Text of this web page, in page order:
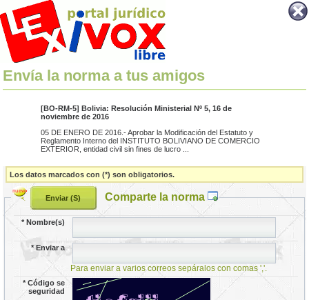
Envía la norma a tus amigos
[BO-RM-5] Bolivia: Resolución Ministerial Nº 5, 16 de
noviembre de 2016
05 DE ENERO DE 2016.- Aprobar la Modificación del Estatuto y
Reglamento Interno del INSTITUTO BOLIVIANO DE COMERCIO
EXTERIOR, entidad civil sin fines de lucro ...
Los datos marcados con (*) son obligatorios.
Comparte la norma
*Nombre(s)
*Enviar a
Para enviar a varios correos sepáralos con comas ','.
*Código se
seguridad